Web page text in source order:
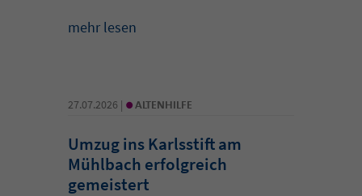
mehr lesen
27.07.2026 | • ALTENHILFE
Umzug ins Karlsstift am
Mühlbach erfolgreich
gemeistert